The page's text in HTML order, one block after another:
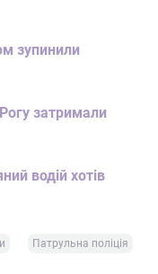
зупинили
затримали
водій хотів
Патрульна поліція